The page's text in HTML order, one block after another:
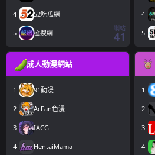
4 52吃瓜網
5 極搜網
網站
41
4
5
成人動漫網站
1 91動漫
2 AcFan色漫
3 IACG
4 HentaiMama
1
2
3
4